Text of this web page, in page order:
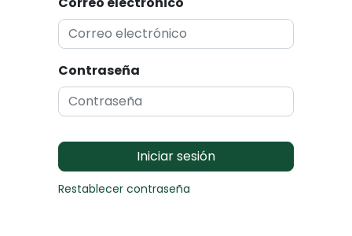
Contraseña
Iniciar sesión
Restablecer contraseña